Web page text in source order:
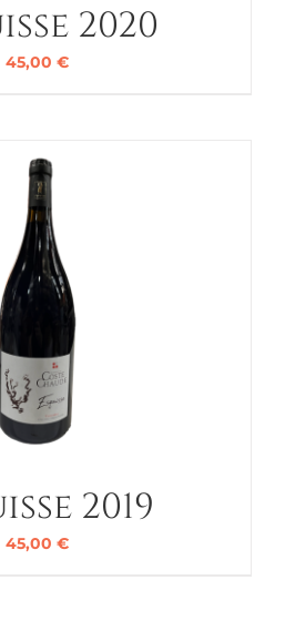
2020
45,00 €
2019
45,00 €